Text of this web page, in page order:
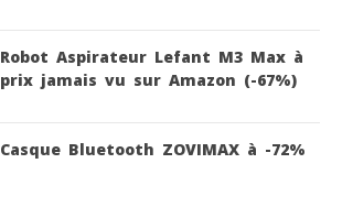
Robot Aspirateur Lefant M3 Max à
prix jamais vu sur Amazon (-67%)
Casque Bluetooth ZOVIMAX à -72%